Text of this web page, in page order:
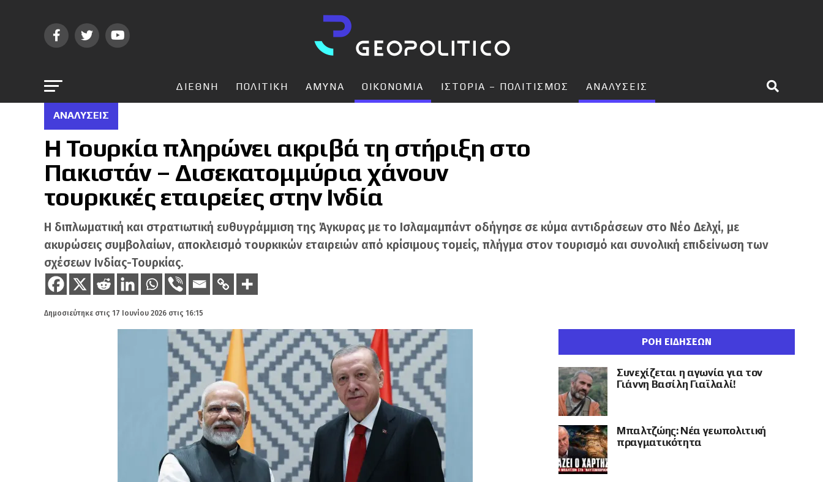
ΔΙΕΘΝΗ ΠΟΛΙΤΙΚΗ ΑΜΥΝΑ ΟΙΚΟΝΟΜΙΑ ΙΣΤΟΡΙΑ – ΠΟΛΙΤΙΣΜΟΣ ΑΝΑΛΥΣΕΙΣ
ΑΝΑΛΎΣΕΙΣ
Η Τουρκία πληρώνει ακριβά τη στήριξη στο
Πακιστάν – Δισεκατομμύρια χάνουν
τουρκικές εταιρείες στην Ινδία
Η διπλωματική και στρατιωτική ευθυγράμμιση της Άγκυρας με το Ισλαμαμπάντ οδήγησε σε κύμα αντιδράσεων στο Νέο Δελχί, με
ακυρώσεις συμβολαίων, αποκλεισμό τουρκικών εταιρειών από κρίσιμους τομείς, πλήγμα στον τουρισμό και συνολική επιδείνωση των
σχέσεων Ινδίας-Τουρκίας.
Δημοσιεύτηκε στις 17 Ιουνίου 2026 στις 16:15
ΡΟΗ ΕΙΔΗΣΕΩΝ
Συνεχίζεται η αγωνία για τον
Γιάννη Βασίλη Γιαϊλαλί!
Μπαλτζώης: Νέα γεωπολιτική
πραγματικότητα